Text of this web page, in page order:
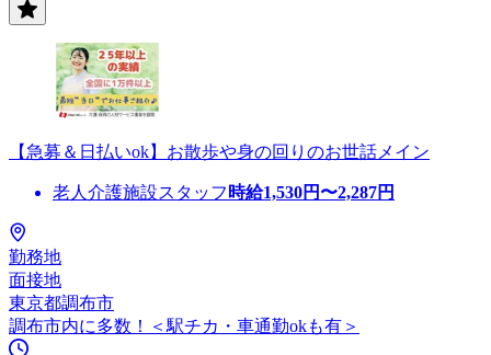
【急募＆日払いok】お散歩や身の回りのお世話メイン
老人介護施設スタッフ 時給1,530円〜2,287円
勤務地
面接地
東京都調布市
調布市内に多数！＜駅チカ・車通勤okも有＞